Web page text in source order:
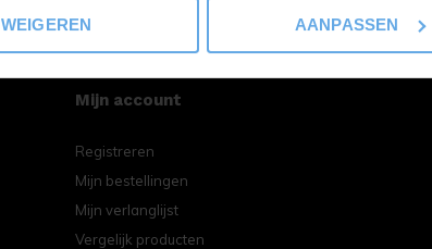
WEIGEREN AANPASSEN
Mijn account
Registreren
Mijn bestellingen
Mijn verlanglijst
Vergelijk producten